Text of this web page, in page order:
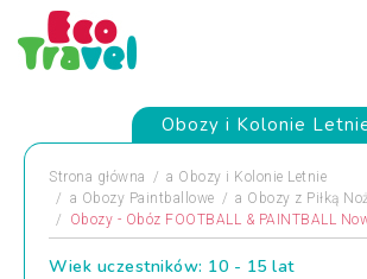
Obozy i Kolonie
Strona główna a Obozy i Kolonie Letnie
a Obozy Paintballowe a Obozy z Piłką
Obozy - Obóz FOOTBALL & PAINTBALL
Wiek uczestników: 10 - 15 lat